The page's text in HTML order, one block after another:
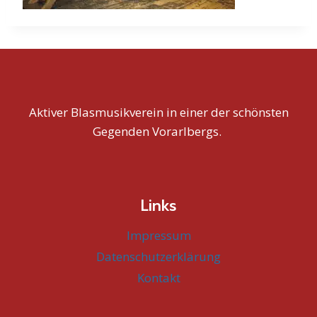
Aktiver Blasmusikverein in einer der schönsten
Gegenden Vorarlbergs.
Links
Impressum
Datenschutzerklärung
Kontakt